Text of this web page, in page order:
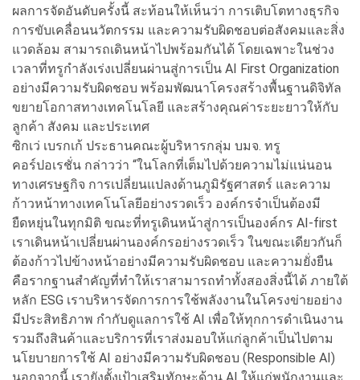
ผลการจัดอันดับครั้งนี้ สะท้อนให้เห็นว่า การเติบโตทางธุรกิจ
การขับเคลื่อนนวัตกรรม และความรับผิดชอบต่อสังคมและสิ่ง
แวดล้อม สามารถเดินหน้าไปพร้อมกันได้ โดยเฉพาะในช่วง
เวลาที่ทรูกำลังเร่งเปลี่ยนผ่านสู่การเป็น AI First Organization
อย่างมีความรับผิดชอบ พร้อมพัฒนาโครงสร้างพื้นฐานดิจิทัล
ขยายโอกาสทางเทคโนโลยี และสร้างคุณค่าระยะยาวให้กับ
ลูกค้า สังคม และประเทศ
ซิกเว่ เบรกเก้ ประธานคณะผู้บริหารกลุ่ม บมจ. ทรู
คอร์ปอเรชั่น กล่าวว่า “ในโลกที่เต็มไปด้วยความไม่แน่นอน
ทางเศรษฐกิจ การเปลี่ยนแปลงด้านภูมิรัฐศาสตร์ และความ
ก้าวหน้าทางเทคโนโลยีอย่างรวดเร็ว องค์กรจำเป็นต้องมี
ยืดหยุ่นในทุกมิติ ขณะที่ทรูเดินหน้าสู่การเป็นองค์กร AI-first
เราเดินหน้าเปลี่ยนผ่านองค์กรอย่างรวดเร็ว ในขณะเดียวกันก็
ต้องก้าวไปข้างหน้าอย่างมีความรับผิดชอบ และความยั่งยืน
คือรากฐานสำคัญที่ทำให้เราสามารถทำทั้งสองสิ่งนี้ได้ ภายใต้
หลัก ESG เราบริหารจัดการการใช้พลังงานในโครงข่ายอย่าง
มีประสิทธิภาพ กำกับดูแลการใช้ AI เพื่อให้ทุกการดำเนินงาน
รวมถึงสินค้าและบริการที่เราส่งมอบให้แก่ลูกค้าเป็นไปตาม
นโยบายการใช้ AI อย่างมีความรับผิดชอบ (Responsible AI)